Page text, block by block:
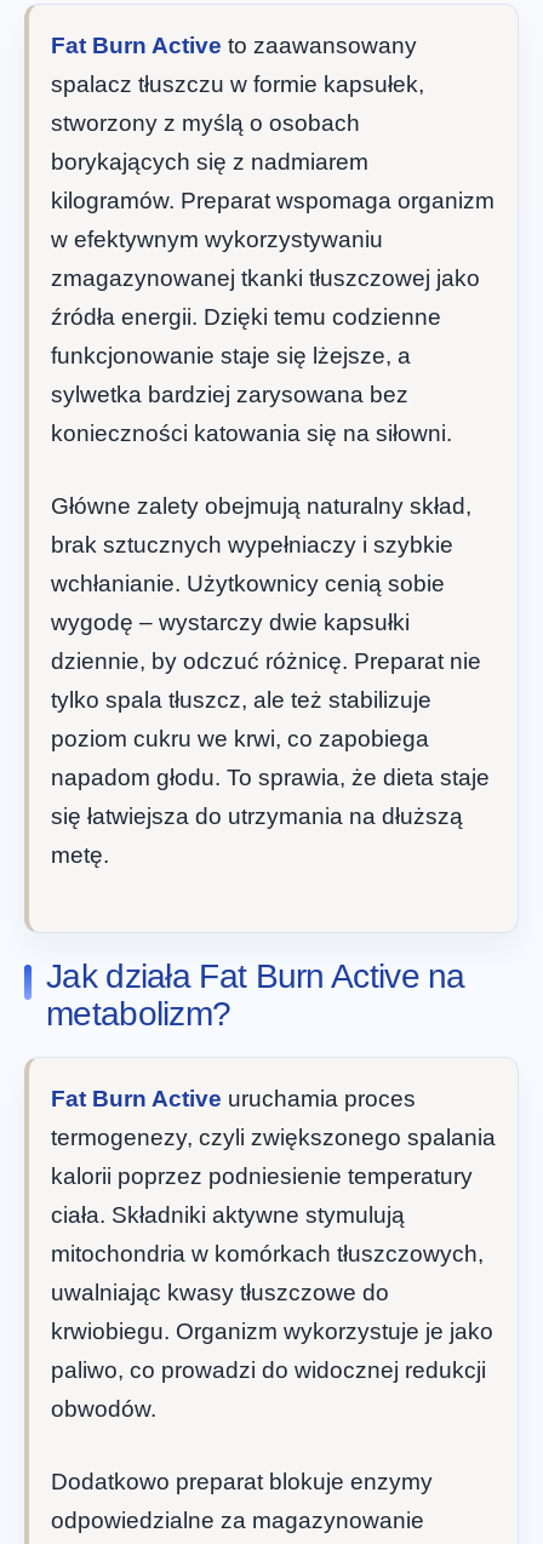
Fat Burn Active to zaawansowany
spalacz tłuszczu w formie kapsułek,
stworzony z myślą o osobach
borykających się z nadmiarem
kilogramów. Preparat wspomaga organizm
w efektywnym wykorzystywaniu
zmagazynowanej tkanki tłuszczowej jako
źródła energii. Dzięki temu codzienne
funkcjonowanie staje się lżejsze, a
sylwetka bardziej zarysowana bez
konieczności katowania się na siłowni.
Główne zalety obejmują naturalny skład,
brak sztucznych wypełniaczy i szybkie
wchłanianie. Użytkownicy cenią sobie
wygodę – wystarczy dwie kapsułki
dziennie, by odczuć różnicę. Preparat nie
tylko spala tłuszcz, ale też stabilizuje
poziom cukru we krwi, co zapobiega
napadom głodu. To sprawia, że dieta staje
się łatwiejsza do utrzymania na dłuższą
metę.
Jak działa Fat Burn Active na
metabolizm?
Fat Burn Active uruchamia proces
termogenezy, czyli zwiększonego spalania
kalorii poprzez podniesienie temperatury
ciała. Składniki aktywne stymulują
mitochondria w komórkach tłuszczowych,
uwalniając kwasy tłuszczowe do
krwiobiegu. Organizm wykorzystuje je jako
paliwo, co prowadzi do widocznej redukcji
obwodów.
Dodatkowo preparat blokuje enzymy
odpowiedzialne za magazynowanie